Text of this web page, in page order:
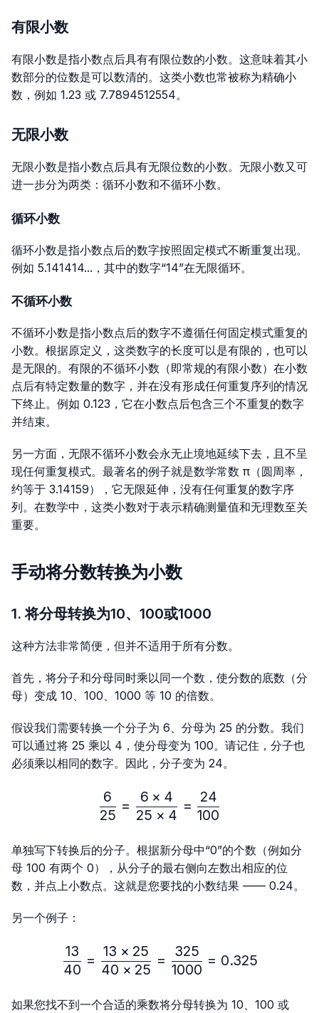
有限小数
有限小数是指小数点后具有有限位数的小数。这意味着其小
数部分的位数是可以数清的。这类小数也常被称为精确小
数，例如 1.23 或 7.7894512554。
无限小数
无限小数是指小数点后具有无限位数的小数。无限小数又可
进一步分为两类：循环小数和不循环小数。
循环小数
循环小数是指小数点后的数字按照固定模式不断重复出现。
例如 5.141414...，其中的数字“14”在无限循环。
不循环小数
不循环小数是指小数点后的数字不遵循任何固定模式重复的
小数。根据原定义，这类数字的长度可以是有限的，也可以
是无限的。有限的不循环小数（即常规的有限小数）在小数
点后有特定数量的数字，并在没有形成任何重复序列的情况
下终止。例如 0.123 ，它在小数点后包含三个不重复的数字
并结束。
另一方面，无限不循环小数会永无止境地延续下去，且不呈
现任何重复模式。最著名的例子就是数学常数 π（圆周率，
约等于 3.14159），它无限延伸，没有任何重复的数字序
列。在数学中，这类小数对于表示精确测量值和无理数至关
重要。
手动将分数转换为小数
1. 将分母转换为10、100或1000
这种方法非常简便，但并不适用于所有分数。
首先，将分子和分母同时乘以同一个数，使分数的底数（分
母）变成 10、100、1000 等 10 的倍数。
假设我们需要转换一个分子为 6、分母为 25 的分数。我们
可以通过将 25 乘以 4，使分母变为 100。请记住，分子也
必须乘以相同的数字。因此，分子变为 24。
\frac{6}{25}=\frac{6 ×
25
6
=
25 × 4
6 × 4
=
100
24
单独写下转换后的分子。根据新分母中“0”的个数（例如分
母 100 有两个 0），从分子的最右侧向左数出相应的位
数，并点上小数点。这就是您要找的小数结果 —— 0.24。
另一个例子：
\frac{13}{40}=\frac{13
40
13
=
40 × 25
13 × 25
=
1000
325
= 0.325
如果您找不到一个合适的乘数将分母转换为 10、100 或